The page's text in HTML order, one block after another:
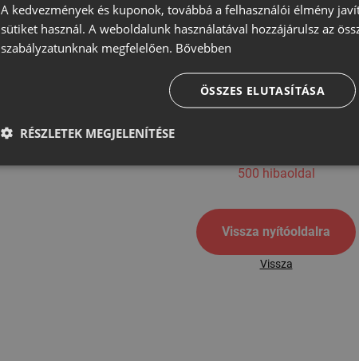
500
500 hibaoldal
Vissza nyítóoldalra
Vissza
A kedvezmények és kuponok, továbbá a felhasználói élmény
sütiket használ. A weboldalunk használatával hozzájárulsz az
szabályzatunknak megfelelően. Bővebben
ÖSSZES ELUTASÍTÁSA
RÉSZLETEK MEGJELENÍTÉSE